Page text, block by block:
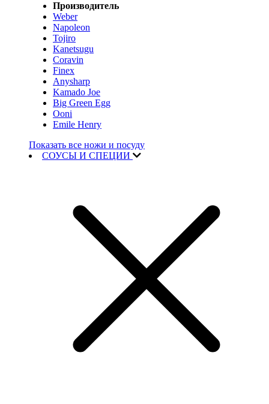
Производитель
Weber
Napoleon
Tojiro
Kanetsugu
Coravin
Finex
Anysharp
Kamado Joe
Big Green Egg
Ooni
Emile Henry
Показать все ножи и посуду
СОУСЫ И СПЕЦИИ